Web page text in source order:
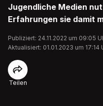
Jugendliche Medien
Erfahrungen sie damit
Publiziert: 24.11.2022 um 09:05
Aktualisiert: 01.01.2023 um 17:14
Teilen